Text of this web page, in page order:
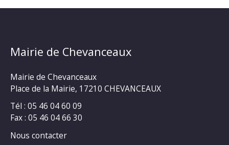
Mairie de Chevanceaux
Mairie de Chevanceaux
Place de la Mairie, 17210 CHEVANCEAUX
Tél : 05 46 04 60 09
Fax : 05 46 04 66 30
Nous contacter